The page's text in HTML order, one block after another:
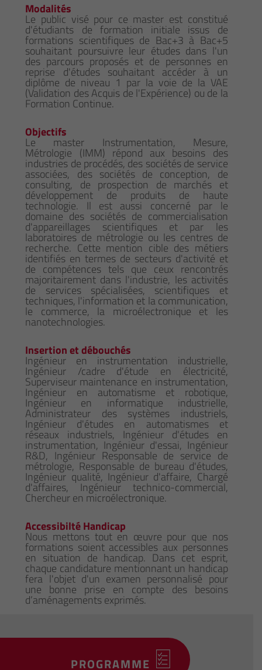
Modalités
Le public visé pour ce master est constitué
d'étudiants de formation initiale issus de
formations scientifiques de Bac+3 à Bac+5
souhaitant poursuivre leur études dans l'un
des parcours proposés et de personnes en
reprise d'études souhaitant accéder à un
diplôme de niveau 1 par la voie de la VAE
(Validation des Acquis de l'Expérience) ou de la
Formation Continue.
Objectifs
Le master Instrumentation, Mesure,
Métrologie (IMM) répond aux besoins des
industries de procédés, des sociétés de service
associées, des sociétés de conception, de
consulting, de prospection de marchés et
développement de produits de haute
technologie. Il est aussi concerné par le
domaine des sociétés de commercialisation
d'appareillages scientifiques et par les
laboratoires de métrologie ou les centres de
recherche. Cette mention cible des métiers
identifiés en termes de secteurs d'activité et
de compétences tels que ceux rencontrés
majoritairement dans l'industrie, les activités
de services spécialisées, scientifiques et
techniques, l'information et la communication,
le commerce, la microélectronique et les
nanotechnologies.
Insertion et débouchés
Ingénieur en instrumentation industrielle,
Ingénieur /cadre d'étude en électricité,
Superviseur maintenance en instrumentation,
Ingénieur en automatisme et robotique,
Ingénieur en informatique industrielle,
Administrateur des systèmes industriels,
Ingénieur d'études en automatismes et
réseaux industriels, Ingénieur d'études en
instrumentation, Ingénieur d'essai, Ingénieur
R&D, Ingénieur Responsable de service de
métrologie, Responsable de bureau d'études,
Ingénieur qualité, Ingénieur d'affaire, Chargé
d'affaires, Ingénieur technico-commercial,
Chercheur en microélectronique.
Accessibilté Handicap
Nous mettons tout en œuvre pour que nos
formations soient accessibles aux personnes
en situation de handicap. Dans cet esprit,
chaque candidature mentionnant un handicap
fera l'objet d'un examen personnalisé pour
une bonne prise en compte des besoins
d’aménagements exprimés.
PROGRAMME